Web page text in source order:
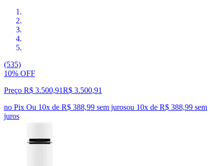
(535)
10% OFF
Preço R$ 3.500,91R$ 3.500,91
no Pix Ou 10x de R$ 388,99 sem jurosou 10x de R$ 388,99 sem
juros